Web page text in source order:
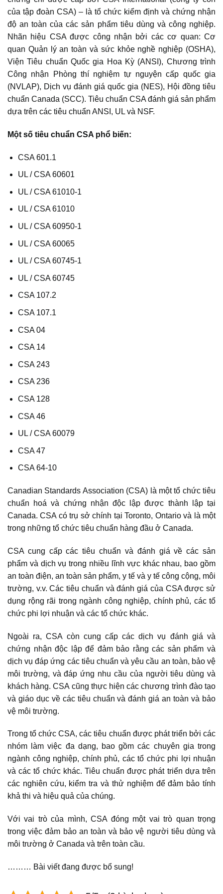
của tập đoàn CSA) – là tổ chức kiểm định và chứng nhận
độ an toàn của các sản phẩm tiêu dùng và công nghiệp.
Nhãn hiệu CSA được công nhận bởi các cơ quan: Cơ
quan Quản lý an toàn và sức khỏe nghề nghiệp (OSHA),
Viện Tiêu chuẩn Quốc gia Hoa Kỳ (ANSI), Chương trình
Công nhận Phòng thí nghiệm tự nguyện cấp quốc gia
(NVLAP), Dịch vụ đánh giá quốc gia (NES), Hội đồng tiêu
chuẩn Canada (SCC). Tiêu chuẩn CSA đánh giá sản phẩm
dựa trên các tiêu chuẩn ANSI, UL và NSF.
Một số tiêu chuẩn CSA phổ biến:
CSA 601.1
UL / CSA 60601
UL / CSA 61010-1
UL / CSA 61010
UL / CSA 60950-1
UL / CSA 60065
UL / CSA 60745-1
UL / CSA 60745
CSA 107.2
CSA 107.1
CSA 04
CSA 14
CSA 243
CSA 236
CSA 128
CSA 46
UL / CSA 60079
CSA 47
CSA 64-10
Canadian Standards Association (CSA) là một tổ chức tiêu
chuẩn hoá và chứng nhận độc lập được thành lập tại
Canada. CSA có trụ sở chính tại Toronto, Ontario và là một
trong những tổ chức tiêu chuẩn hàng đầu ở Canada.
CSA cung cấp các tiêu chuẩn và đánh giá về các sản
phẩm và dịch vụ trong nhiều lĩnh vực khác nhau, bao gồm
an toàn điện, an toàn sản phẩm, y tế và y tế công cộng, môi
trường, v.v. Các tiêu chuẩn và đánh giá của CSA được sử
dụng rộng rãi trong ngành công nghiệp, chính phủ, các tổ
chức phi lợi nhuận và các tổ chức khác.
Ngoài ra, CSA còn cung cấp các dịch vụ đánh giá và
chứng nhận độc lập để đảm bảo rằng các sản phẩm và
dịch vụ đáp ứng các tiêu chuẩn và yêu cầu an toàn, bảo vệ
môi trường, và đáp ứng nhu cầu của người tiêu dùng và
khách hàng. CSA cũng thực hiện các chương trình đào tạo
và giáo dục về các tiêu chuẩn và đánh giá an toàn và bảo
vệ môi trường.
Trong tổ chức CSA, các tiêu chuẩn được phát triển bởi các
nhóm làm việc đa dạng, bao gồm các chuyên gia trong
ngành công nghiệp, chính phủ, các tổ chức phi lợi nhuận
và các tổ chức khác. Tiêu chuẩn được phát triển dựa trên
các nghiên cứu, kiểm tra và thử nghiệm để đảm bảo tính
khả thi và hiệu quả của chúng.
Với vai trò của mình, CSA đóng một vai trò quan trọng
trong việc đảm bảo an toàn và bảo vệ người tiêu dùng và
môi trường ở Canada và trên toàn cầu.
……… Bài viết đang được bổ sung!